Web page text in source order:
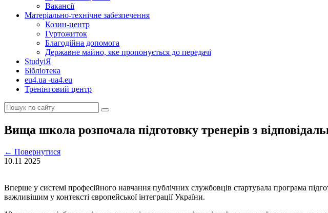
Вакансії
Матеріально-технічне забезпечення
Козин-центр
Гуртожиток
Благодійна допомога
Державне майно, яке пропонується до передачі
StudyіЯ
Бібліотека
eu4.ua -ua4.eu
Тренінговий центр
Вища школа розпочала підготовку тренерів з
← Повернутися
10.11 2025
Вперше у системі професійного навчання публічних службовців стартувала програма
важливішим у контексті європейської інтеграції України.